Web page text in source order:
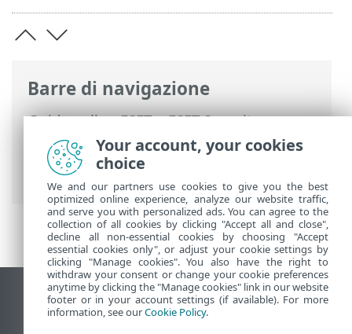
Barre di navigazione
Guida online ESET>ESET Security
Ultimate
>Utilizzo di ESET Security
Ultimate
>Aggiornamento
dialogo - Riavvio necessario
Visualizza sito desktop
End of Life
Your account, your cookies
choice
We and our partners use cookies to give you the best
optimized online experience, analyze our website traffic,
and serve you with personalized ads. You can agree to the
collection of all cookies by clicking "Accept all and close",
decline all non-essential cookies by choosing "Accept
essential cookies only", or adjust your cookie settings by
clicking "Manage cookies". You also have the right to
withdraw your consent or change your cookie preferences
anytime by clicking the "Manage cookies" link in our website
footer or in your account settings (if available). For more
information, see ourCookie Policy.